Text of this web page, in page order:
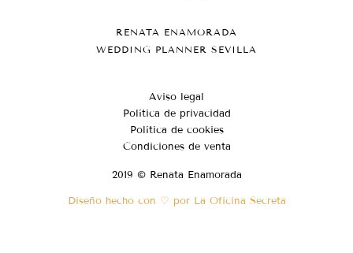
RENATA ENAMORADA
WEDDING PLANNER SEVILLA
Aviso legal
Política de privacidad
Política de cookies
Condiciones de venta
2019 © Renata Enamorada
Diseño hecho con ♡ por La Oficina Secreta